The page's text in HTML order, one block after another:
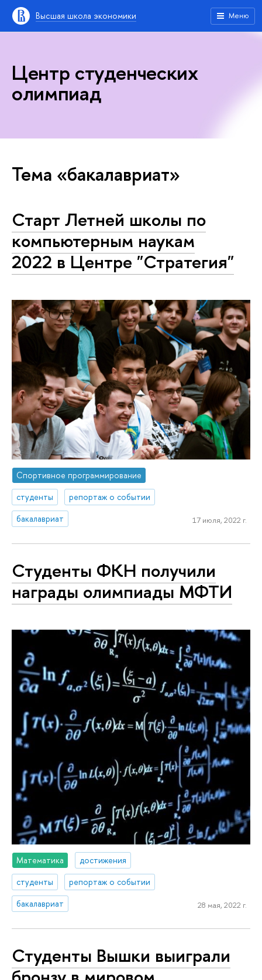
Высшая школа экономики Меню
Центр студенческих
олимпиад
Тема «бакалавриат»
Старт Летней школы по
компьютерным наукам
2022 в Центре "Стратегия"
Спортивное программирование
студенты
репортаж о событии
бакалавриат
17 июля, 2022 г.
Студенты ФКН получили
награды олимпиады МФТИ
Математика
достижения
студенты
репортаж о событии
бакалавриат
28 мая, 2022 г.
Студенты Вышки выиграли